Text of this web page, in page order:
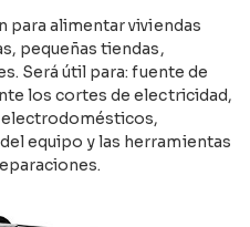
para alimentar viviendas
pequeñas tiendas,
Será útil para: fuente de
los cortes de electricidad,
equipo y las herramientas